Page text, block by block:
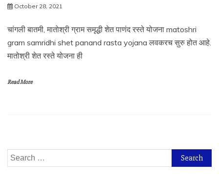
October 28, 2021
चांगली बातमी, मातोश्री ग्राम समृद्धी शेत पाणंद रस्ते योजना matoshri
gram samridhi shet panand rasta yojana लवकरच सुरु होत आहे.
मातोश्री शेत रस्ते योजना ही
Read More
Search
for: